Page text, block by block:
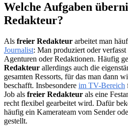
Welche Aufgaben
Redakteur?
Als freier Redakteur arbeitet man
Journalist: Man produziert oder
Agenturen oder Redaktionen. Häufig
Redakteur allerdings auch die
gesamten Ressorts, für das man dann
beschafft. Insbesondere im TV-Bereich
Job als freier Redakteur als eine
recht flexibel gearbeitet wird. Dafür
häufig ein Kamerateam vom Sender
gestellt.